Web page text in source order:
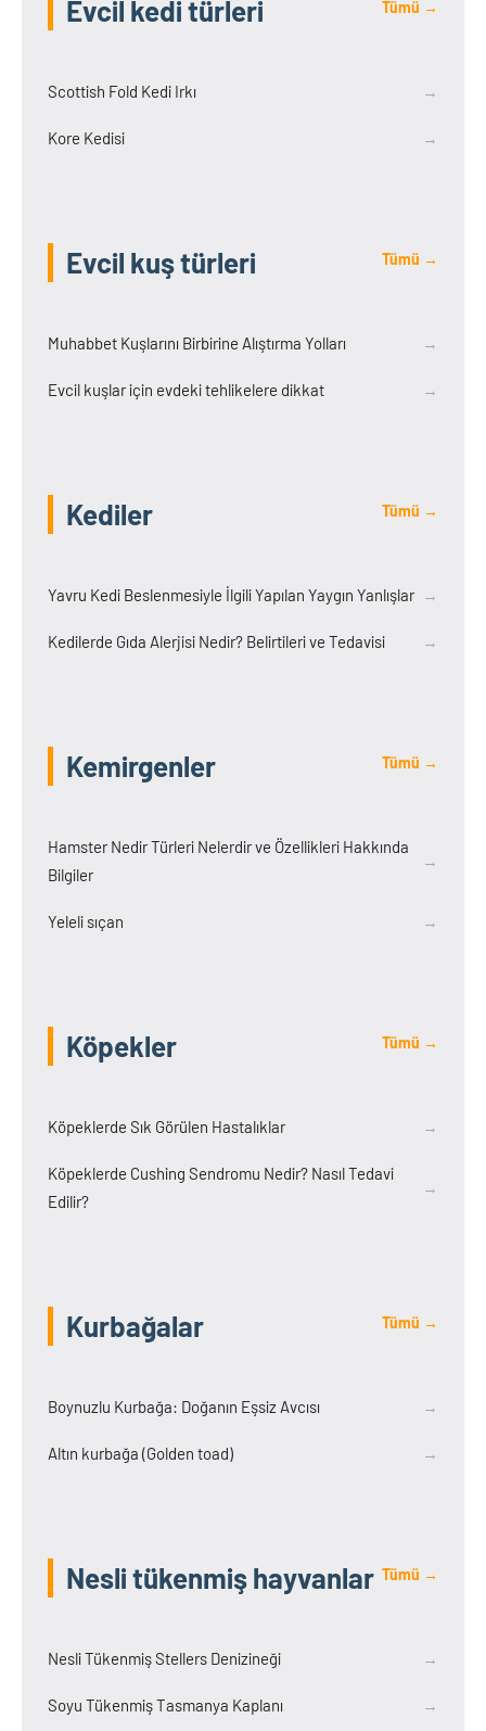
Evcil kedi türleri Tümü →
Scottish Fold Kedi Irkı →
Kore Kedisi →
Evcil kuş türleri Tümü →
Muhabbet Kuşlarını Birbirine Alıştırma Yolları →
Evcil kuşlar için evdeki tehlikelere dikkat →
Kediler Tümü →
Yavru Kedi Beslenmesiyle İlgili Yapılan Yaygın Yanlışlar →
Kedilerde Gıda Alerjisi Nedir? Belirtileri ve Tedavisi →
Kemirgenler Tümü →
Hamster Nedir Türleri Nelerdir ve Özellikleri Hakkında
Bilgiler
→
Yeleli sıçan →
Köpekler Tümü →
Köpeklerde Sık Görülen Hastalıklar →
Köpeklerde Cushing Sendromu Nedir? Nasıl Tedavi
Edilir?
→
Kurbağalar Tümü →
Boynuzlu Kurbağa: Doğanın Eşsiz Avcısı →
Altın kurbağa (Golden toad) →
Nesli tükenmiş hayvanlar Tümü →
Nesli Tükenmiş Stellers Denizineği →
Soyu Tükenmiş Tasmanya Kaplanı →